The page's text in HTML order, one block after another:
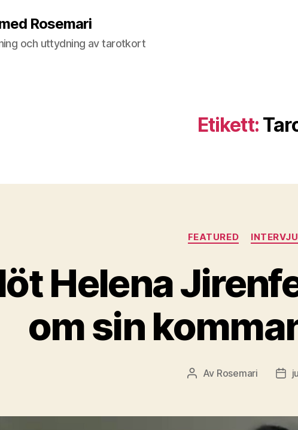
Rosemari
och uttydning av tarotkort
Etikett:
FEATURED INTERVJU
Helena
om sin
Inläggsförfattare
Av Rosemari